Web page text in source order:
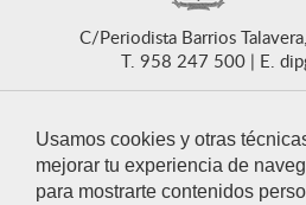
Usamos cookies y otras
mejorar tu experiencia de
para mostrarte contenidos
C/Periodista Barrios
T. 958 247 500
E.